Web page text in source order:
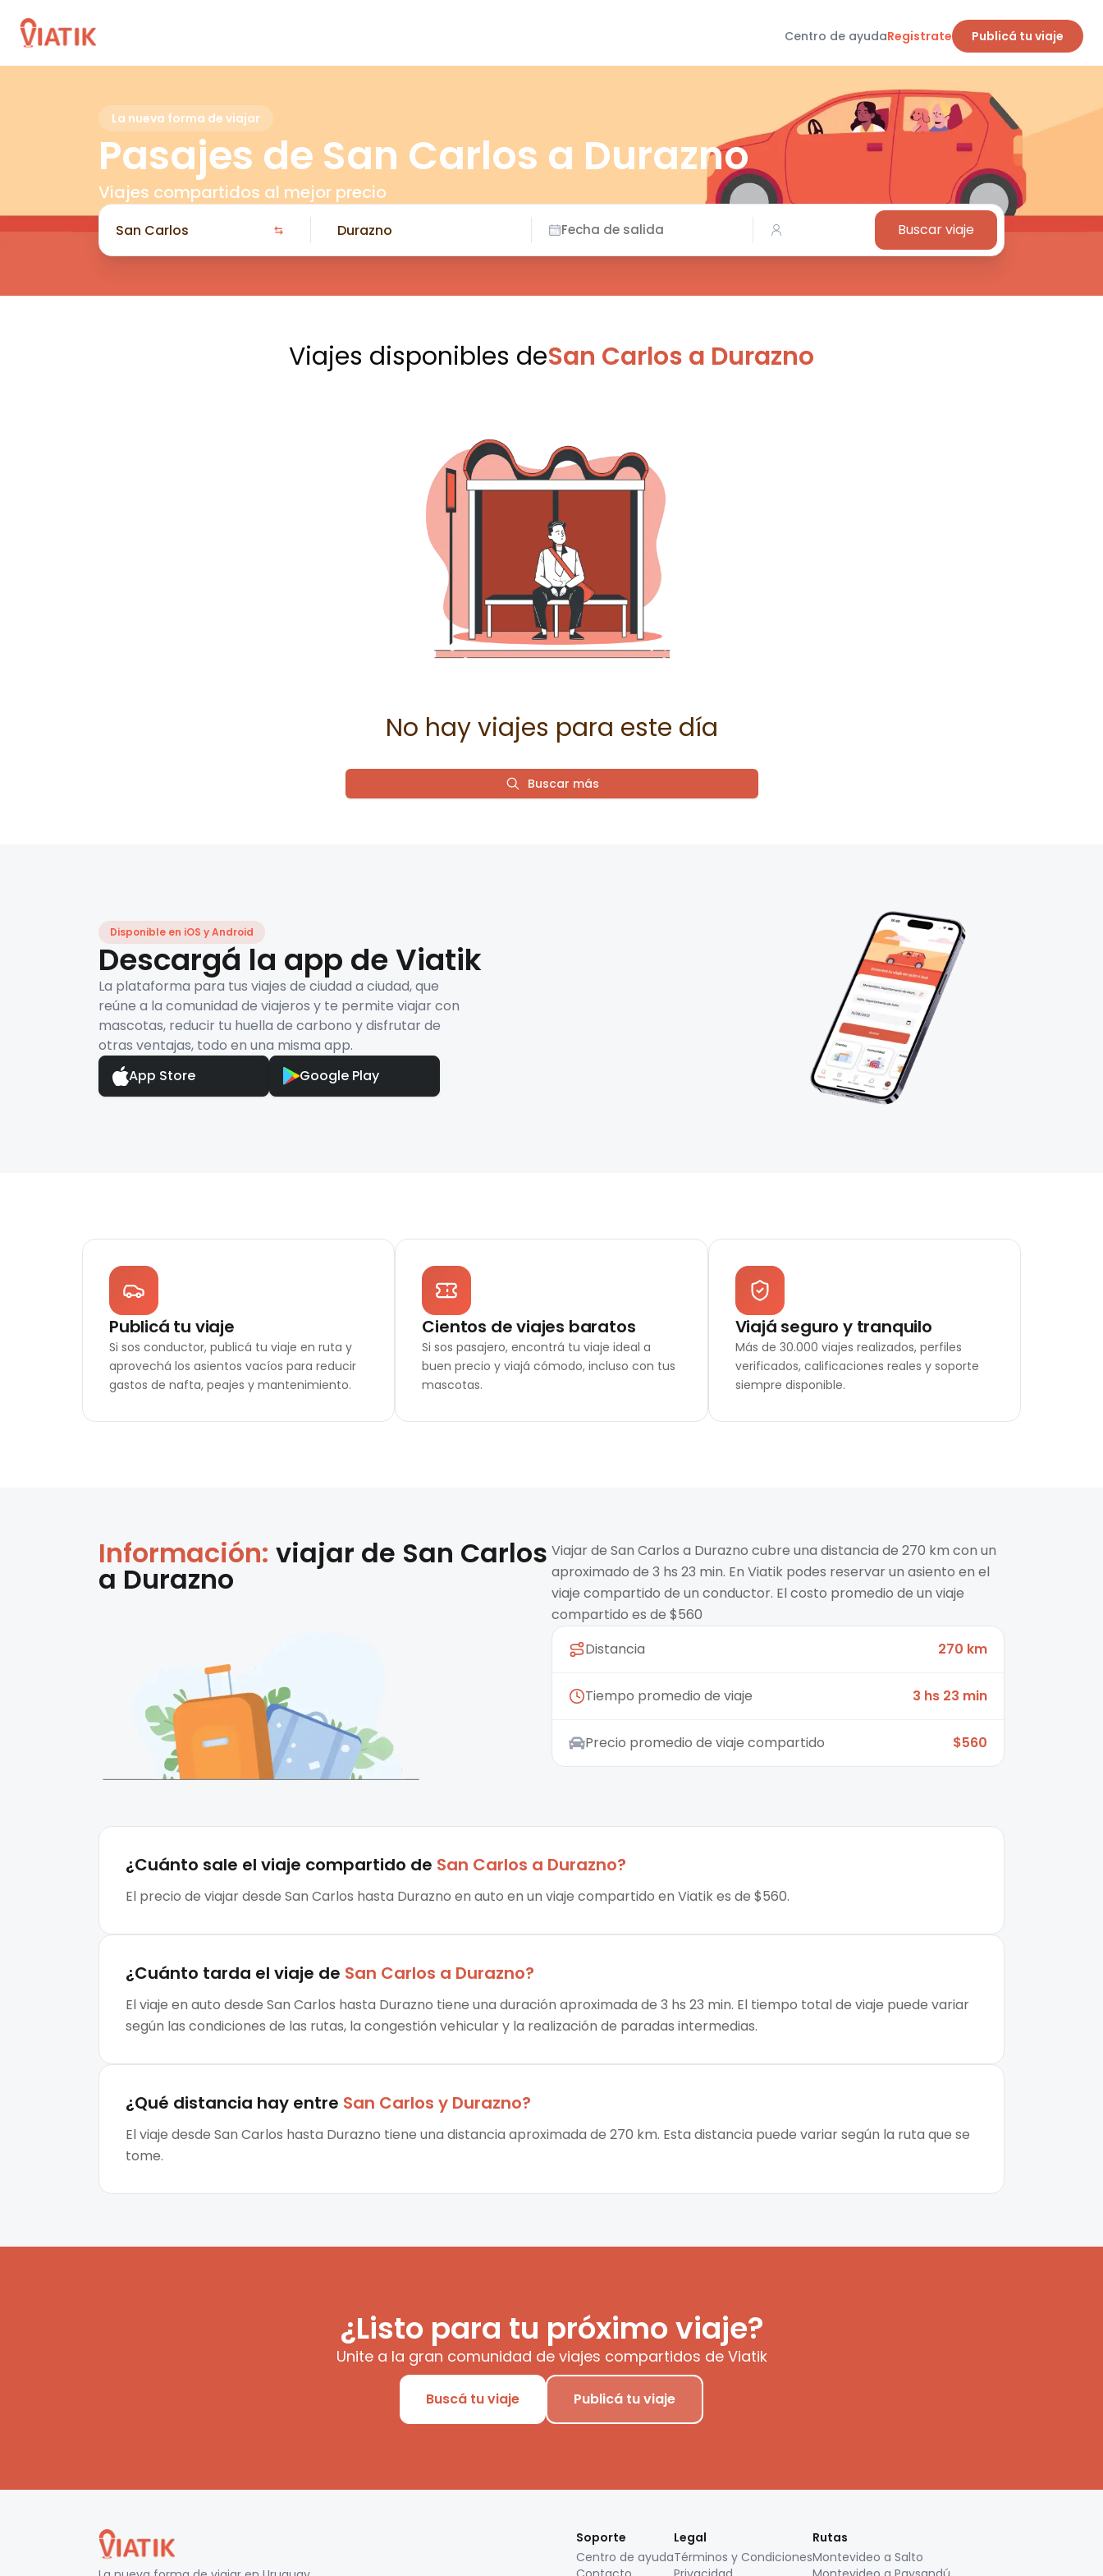
Centro de ayudaRegistrate Publicá tu viaje
La nueva forma de viajar
Pasajes de San Carlos a Durazno
Viajes compartidos al mejor precio
Fecha de salida Buscar viaje
Viajes disponibles deSan Carlos a Durazno
No hay viajes para este día
Buscar más
Disponible en iOS y Android
Descargá la app de Viatik
La plataforma para tus viajes de ciudad a ciudad, que
reúne a la comunidad de viajeros y te permite viajar con
mascotas, reducir tu huella de carbono y disfrutar de
otras ventajas, todo en una misma app.
App Store
Google Play
Publicá tu viaje
Si sos conductor, publicá tu viaje en ruta y
aprovechá los asientos vacíos para reducir
gastos de nafta, peajes y mantenimiento.
Cientos de viajes baratos
Si sos pasajero, encontrá tu viaje ideal a
buen precio y viajá cómodo, incluso con tus
mascotas.
Viajá seguro y tranquilo
Más de 30.000 viajes realizados, perfiles
verificados, calificaciones reales y soporte
siempre disponible.
Información: viajar de San Carlos
a Durazno
Viajar de San Carlos a Durazno cubre una distancia de 270 km con un
aproximado de 3 hs 23 min. En Viatik podes reservar un asiento en el
viaje compartido de un conductor. El costo promedio de un viaje
compartido es de $560
Distancia
270 km
Tiempo promedio de viaje 3 hs 23 min
Precio promedio de viaje compartido $560
¿Cuánto sale el viaje compartido de San Carlos a Durazno?
El precio de viajar desde San Carlos hasta Durazno en auto en un viaje compartido en Viatik es de $560.
¿Cuánto tarda el viaje de San Carlos a Durazno?
El viaje en auto desde San Carlos hasta Durazno tiene una duración aproximada de 3 hs 23 min. El tiempo total de viaje puede variar
según las condiciones de las rutas, la congestión vehicular y la realización de paradas intermedias.
¿Qué distancia hay entre San Carlos y Durazno?
El viaje desde San Carlos hasta Durazno tiene una distancia aproximada de 270 km. Esta distancia puede variar según la ruta que se
tome.
¿Listo para tu próximo viaje?
Unite a la gran comunidad de viajes compartidos de Viatik
Buscá tu viaje Publicá tu viaje
Soporte
Centro de ayuda
Legal
Términos y Condiciones
Rutas
Montevideo a Salto